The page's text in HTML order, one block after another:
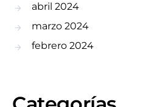
abril 2024
marzo 2024
febrero 2024